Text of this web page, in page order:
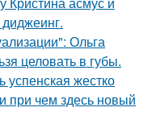
Ольга
целовать в губы.
жестко
при чем здесь новый